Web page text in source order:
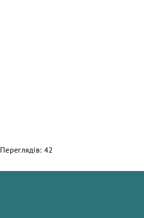
Переглядів: 42